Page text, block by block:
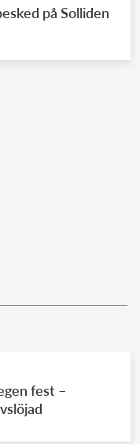
på Solliden
fest –